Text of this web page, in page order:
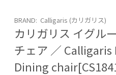
BRAND: Calligaris (カリガリス)
カリガリス イグル
チェア ／ Calligaris
Dining